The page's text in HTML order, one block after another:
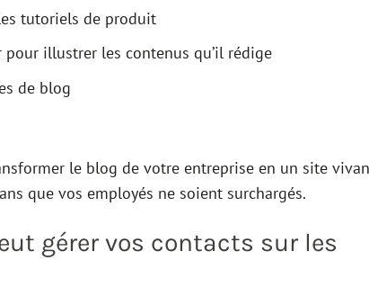
tutoriels de produit
pour illustrer les contenus qu’il rédige
de blog
le blog de votre entreprise en un site
que vos employés ne soient surchargés.
gérer vos contacts sur les